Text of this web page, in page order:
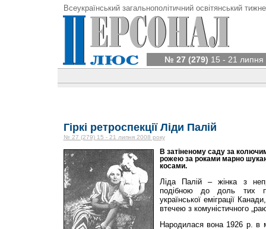
Всеукраїнський загальнополітичний освітянський
№ 27 (279) 15 - 21 липня
Гіркі ретроспекції Ліди Палій
№ 27 (279) 15 - 21 липня 2008 року
В затіненому саду за
рожею за роками марно
косами.
Ліда Палій – жінка з
подібною до доль тих
української еміграції
втечею з комуністичного
Народилася вона 1926 р. в